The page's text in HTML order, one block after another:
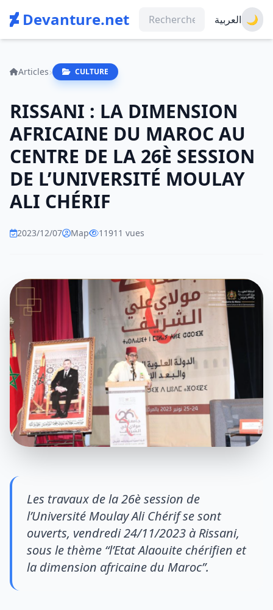
Devanture.net العربية 🌙
Articles CULTURE
RISSANI : LA DIMENSION
AFRICAINE DU MAROC AU
CENTRE DE LA 26È SESSION
DE L’UNIVERSITÉ MOULAY
ALI CHÉRIF
2023/12/07 Map 11911 vues
Les travaux de la 26è session de
l’Université Moulay Ali Chérif se sont
ouverts, vendredi 24/11/2023 à Rissani,
sous le thème “l’Etat Alaouite chérifien et
la dimension africaine du Maroc”.